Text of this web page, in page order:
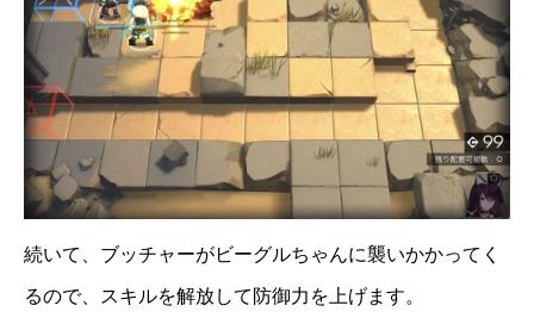
続いて、ブッチャーがビーグルちゃんに襲いかかってく
るので、スキルを解放して防御力を上げます。